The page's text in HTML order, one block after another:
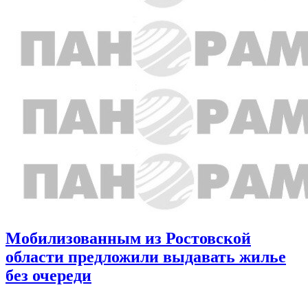
Мобилизованным из Ростовской
области предложили выдавать жилье
без очереди